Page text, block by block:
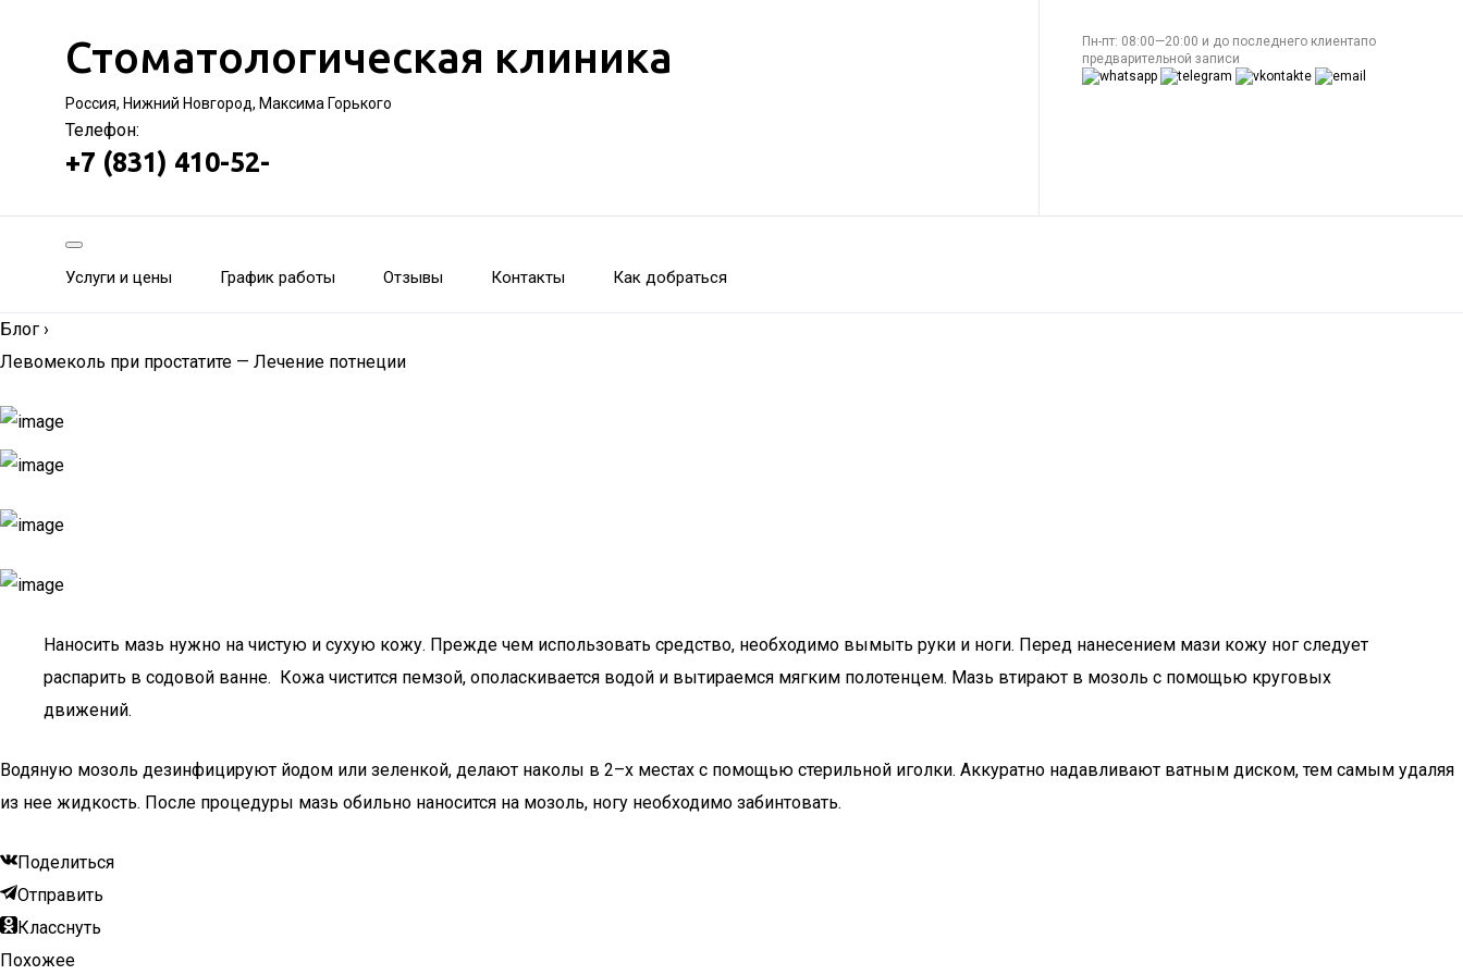
Стоматологическая клиника
Россия, Нижний Новгород, Максима Горького
Телефон:
+7 (831) 410-52-
Пн-пт: 08:00—20:00 и до последнего клиентапо
предварительной записи
Услуги и цены График работы Отзывы Контакты Как добраться
Блог ›
Левомеколь при простатите — Лечение потнеции
Наносить мазь нужно на чистую и сухую кожу. Прежде чем использовать средство, необходимо вымыть руки и ноги. Перед нанесением мази кожу ног следует
распарить в содовой ванне. Кожа чистится пемзой, ополаскивается водой и вытираемся мягким полотенцем. Мазь втирают в мозоль с помощью круговых
движений.
Водяную мозоль дезинфицируют йодом или зеленкой, делают наколы в 2–х местах с помощью стерильной иголки. Аккуратно надавливают ватным диском, тем самым удаляя
из нее жидкость. После процедуры мазь обильно наносится на мозоль, ногу необходимо забинтовать.
Поделиться
Отправить
Класснуть
Похожее